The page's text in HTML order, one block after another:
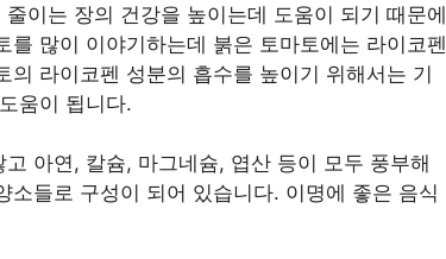
이는 장의 건강을 높이는데 도움이 되기 때문에
많이 이야기하는데 붉은 토마토에는 라이코펜
라이코펜 성분의 흡수를 높이기 위해서는 기
움이 됩니다.
아연, 칼슘, 마그네슘, 엽산 등이 모두 풍부해
들로 구성이 되어 있습니다. 이명에 좋은 음식